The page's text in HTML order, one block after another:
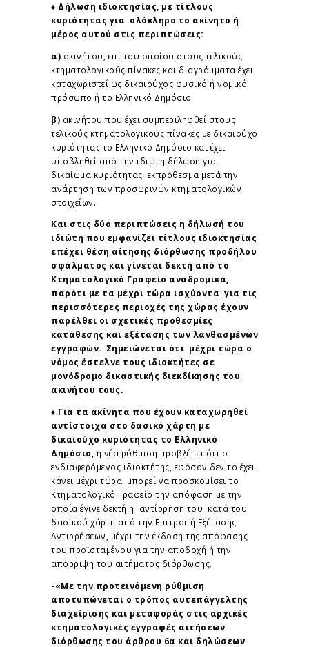
♦ Δήλωση ιδιοκτησίας, με τίτλους
κυριότητας για ολόκληρο το ακίνητο ή
μέρος αυτού στις περιπτώσεις:
α) ακινήτου, επί του οποίου στους τελικούς
κτηματολογικούς πίνακες και διαγράμματα έχει
καταχωριστεί ως δικαιούχος φυσικό ή νομικό
πρόσωπο ή το Ελληνικό Δημόσιο
β) ακινήτου που έχει συμπεριληφθεί στους
τελικούς κτηματολογικούς πίνακες με δικαιούχο
κυριότητας το Ελληνικό Δημόσιο και έχει
υποβληθεί από την ιδιώτη δήλωση για
δικαίωμα κυριότητας εκπρόθεσμα μετά την
ανάρτηση των προσωρινών κτηματολογικών
στοιχείων.
Και στις δύο περιπτώσεις η δήλωσή του
ιδιώτη που εμφανίζει τίτλους ιδιοκτησίας
επέχει θέση αίτησης διόρθωσης προδήλου
σφάλματος και γίνεται δεκτή από το
Κτηματολογικό Γραφείο αναδρομικά,
παρότι με τα μέχρι τώρα ισχύοντα για τις
περισσότερες περιοχές της χώρας έχουν
παρέλθει οι σχετικές προθεσμίες
κατάθεσης και εξέτασης των λανθασμένων
εγγραφών. Σημειώνεται ότι μέχρι τώρα ο
νόμος έστελνε τους ιδιοκτήτες σε
μονόδρομο δικαστικής διεκδίκησης του
ακινήτου τους.
♦ Για τα ακίνητα που έχουν καταχωρηθεί
αντίστοιχα στο δασικό χάρτη με
δικαιούχο κυριότητας το Ελληνικό
Δημόσιο,
η νέα ρύθμιση προβλέπει ότι ο
ενδιαφερόμενος ιδιοκτήτης, εφόσον δεν το έχει
κάνει μέχρι τώρα, μπορεί να προσκομίσει το
Κτηματολογικό Γραφείο την απόφαση με την
οποία έγινε δεκτή η αντίρρηση του κατά του
δασικού χάρτη από την Επιτροπή Εξέτασης
Αντιρρήσεων, μέχρι την έκδοση της απόφασης
του προϊσταμένου για την αποδοχή ή την
απόρριψη του αιτήματος διόρθωσης.
-«Με την προτεινόμενη ρύθμιση
αποτυπώνεται ο τρόπος αυτεπάγγελτης
διαχείρισης και μεταφοράς στις αρχικές
κτηματολογικές εγγραφές αιτήσεων
διόρθωσης του άρθρου 6α και δηλώσεων